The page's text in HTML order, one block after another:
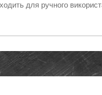
для ручного